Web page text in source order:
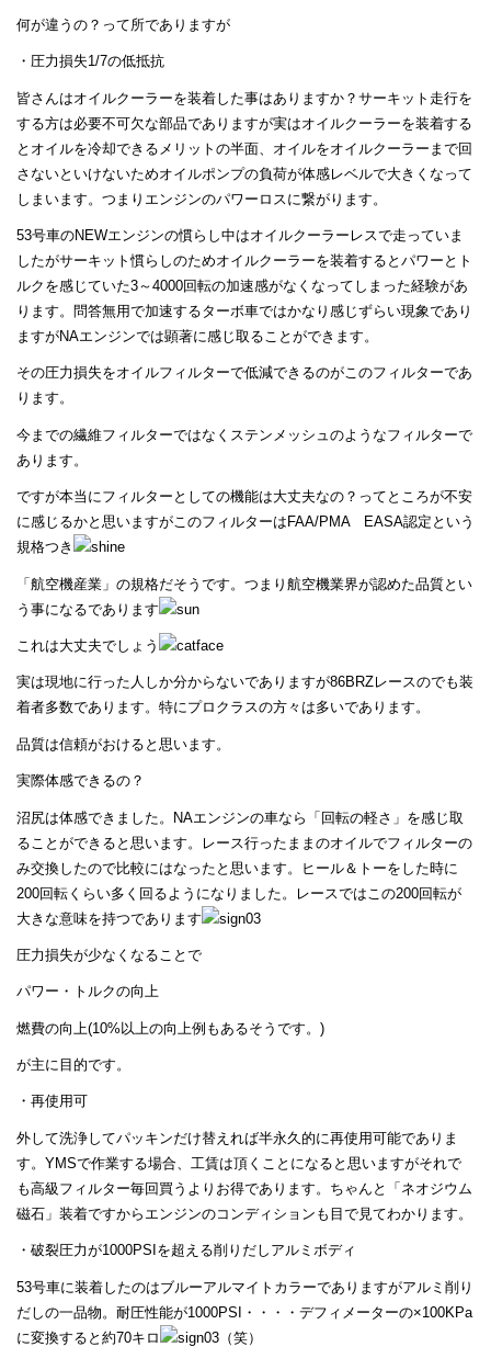
何が違うの？って所でありますが
・圧力損失1/7の低抵抗
皆さんはオイルクーラーを装着した事はありますか？サーキット走行を
する方は必要不可欠な部品でありますが実はオイルクーラーを装着する
とオイルを冷却できるメリットの半面、オイルをオイルクーラーまで回
さないといけないためオイルポンプの負荷が体感レベルで大きくなって
しまいます。つまりエンジンのパワーロスに繋がります。
53号車のNEWエンジンの慣らし中はオイルクーラーレスで走っていま
したがサーキット慣らしのためオイルクーラーを装着するとパワーとト
ルクを感じていた3～4000回転の加速感がなくなってしまった経験があ
ります。問答無用で加速するターボ車ではかなり感じずらい現象であり
ますがNAエンジンでは顕著に感じ取ることができます。
その圧力損失をオイルフィルターで低減できるのがこのフィルターであ
ります。
今までの繊維フィルターではなくステンメッシュのようなフィルターで
あります。
ですが本当にフィルターとしての機能は大丈夫なの？ってところが不安
に感じるかと思いますがこのフィルターはFAA/PMA EASA認定という
規格つき
「航空機産業」の規格だそうです。つまり航空機業界が認めた品質とい
う事になるであります
これは大丈夫でしょう
実は現地に行った人しか分からないでありますが86BRZレースのでも装
着者多数であります。特にプロクラスの方々は多いであります。
品質は信頼がおけると思います。
実際体感できるの？
沼尻は体感できました。NAエンジンの車なら「回転の軽さ」を感じ取
ることができると思います。レース行ったままのオイルでフィルターの
み交換したので比較にはなったと思います。ヒール＆トーをした時に
200回転くらい多く回るようになりました。レースではこの200回転が
大きな意味を持つであります
圧力損失が少なくなることで
パワー・トルクの向上
燃費の向上(10%以上の向上例もあるそうです。)
が主に目的です。
・再使用可
外して洗浄してパッキンだけ替えれば半永久的に再使用可能でありま
す。YMSで作業する場合、工賃は頂くことになると思いますがそれで
も高級フィルター毎回買うよりお得であります。ちゃんと「ネオジウム
磁石」装着ですからエンジンのコンディションも目で見てわかります。
・破裂圧力が1000PSIを超える削りだしアルミボディ
53号車に装着したのはブルーアルマイトカラーでありますがアルミ削り
だしの一品物。耐圧性能が1000PSI・・・・デフィメーターの×100KPa
に変換すると約70キロ
（笑）